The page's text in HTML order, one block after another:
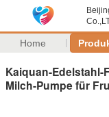
Home
Kaiquan-
Milch-Pumpe für